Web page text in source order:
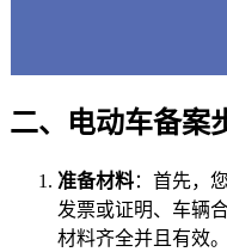
二、电动车备案
准备材料：首先，
发票或证明、车辆
材料齐全并且有效。